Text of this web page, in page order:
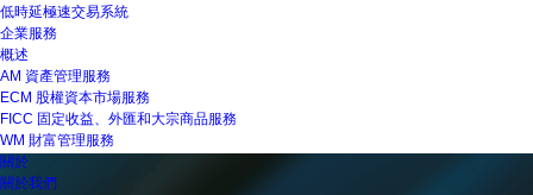
低時延極速交易系統
企業服務
概述
AM 資產管理服務
ECM 股權資本市場服務
FICC 固定收益、外匯和大宗商品服務
WM 財富管理服務
關於
關於我們